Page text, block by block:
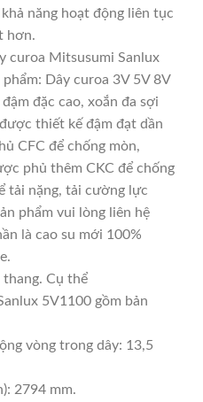
năng hoạt động liên tục
hơn.
curoa Mitsusumi Sanlux
Dây curoa 3V 5V 8V
đặc cao, xoắn đa sợi
thiết kế đậm đạt dần
CFC để chống mòn,
phủ thêm CKC để chống
tải nặng, tải cường lực
phẩm vui lòng liên hệ
là cao su mới 100%
Cụ thể
5V1100 gồm bản
vòng trong dây: 13,5
2794 mm.